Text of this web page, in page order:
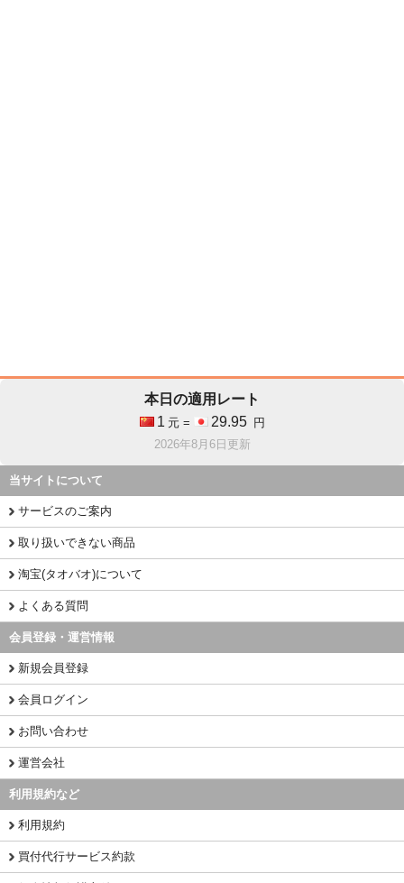
本日の適用レート
1 元 = 29.95
円
2026年8月6日更新
当サイトについて
サービスのご案内
取り扱いできない商品
淘宝(タオバオ)について
よくある質問
会員登録・運営情報
新規会員登録
会員ログイン
お問い合わせ
運営会社
利用規約など
利用規約
買付代行サービス約款